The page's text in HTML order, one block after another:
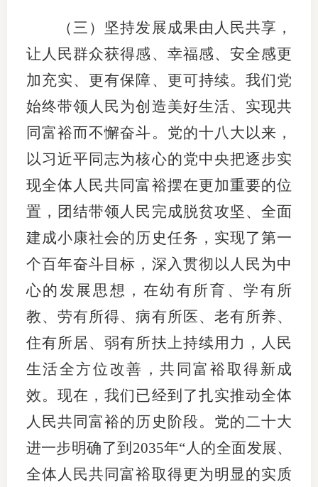
（三）坚持发展成果由人民共享，
让人民群众获得感、幸福感、安全感更
加充实、更有保障、更可持续。我们党
始终带领人民为创造美好生活、实现共
同富裕而不懈奋斗。党的十八大以来，
以习近平同志为核心的党中央把逐步实
现全体人民共同富裕摆在更加重要的位
置，团结带领人民完成脱贫攻坚、全面
建成小康社会的历史任务，实现了第一
个百年奋斗目标，深入贯彻以人民为中
心的发展思想，在幼有所育、学有所
教、劳有所得、病有所医、老有所养、
住有所居、弱有所扶上持续用力，人民
生活全方位改善，共同富裕取得新成
效。现在，我们已经到了扎实推动全体
人民共同富裕的历史阶段。党的二十大
进一步明确了到2035年“人的全面发展、
全体人民共同富裕取得更为明显的实质